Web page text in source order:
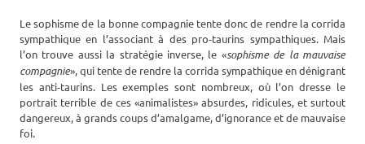
Le sophisme de la bonne compagnie tente donc de rendre la corrida
sympathique en l’associant à des pro-taurins sympathiques. Mais
l’on trouve aussi la stratégie inverse, le «sophisme de la mauvaise
compagnie», qui tente de rendre la corrida sympathique en dénigrant
les anti-taurins. Les exemples sont nombreux, où l’on dresse le
portrait terrible de ces «animalistes» absurdes, ridicules, et surtout
dangereux, à grands coups d’amalgame, d’ignorance et de mauvaise
foi.